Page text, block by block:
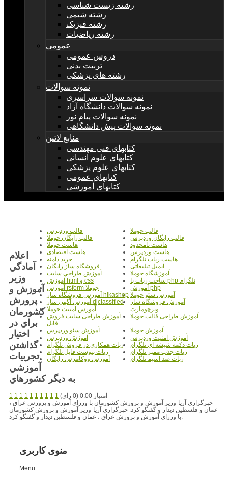
رشته زیست شناسی
رشته شیمی
رشته فیزیک
رشته ریاضیات
عمومی
دروس عمومی
تربیت بدنی
رشته های پزشکی
نمونه سوالات
نمونه سوالات سراسری
نمونه سوالات دانشگاه آزاد
نمونه سوالات پیام نور
نمونه سوالات پیش دانشگاهی
منابع لاتین
کتابهای فنی مهندسی
کتابهای علوم انسانی
کتابهای علوم پزشکی
کتابهای عمومی
کتابهای آموزشی
قالب جوملا
قالب وردپرس
قالب رایگان وردپرس
قالب رایگان جوملا
هاست نامحدود
هاست جوملا
هاست وردپرس
هاست اقتصادی
هاست ربات تلگرام
خرید دامنه
ایمیل تبلیغاتی
فروشگاه ساز رایگان
آموزشگاه جوملا
آموزش طراحی سایت
ساخت ربات با php تلگرام
آموزش html و css
آموزش php
آموزش rsform جوملا
آموزش سئو جوملا آموزش فروشگاه ساز hikashop
آموزش فروشگاه ساز
ویرچومارت
آموزش آگهی ساز djclassified
آموزش امنیت جوملا
آموزش طراحی قالب جوملا
آموزش طراحی سایت فروش
فایل
آموزش جوملا
آموزش سئو وردپرس
آموزش امنیت وردپرس
آموزش وردپرس
ربات دکمه شیشه ای تلگرام
ربات همکاری در فروش تلگرام
ربات جذب ممبر تلگرام
ربات پیوست فایل تلگرام
ربات ضد اسپم تلگرام
آموزش ووکامرس رایگان
اعلام
آمادگي
وزير
آموزش و
پرورش
کشورمان
براي در
اختيار
گذاشتن
تجربيات
آموزشي
به ديگر کشورهاي
1 1 1 1 1 1 1 1 1 1
امتیاز 0.00 (0 رای)
خبرگزاری آریا-وزیر آموزش و پرورش کشورمان با وزرای آموزش و پرورش عراق ،
عمان و فلسطین دیدار و گفتگو کرد. خبرگزاری آریا-وزیر آموزش و پرورش کشورمان
با وزرای آموزش و پرورش عراق ، عمان و فلسطین دیدار و گفتگو کرد.
منوی کاربری
Menu